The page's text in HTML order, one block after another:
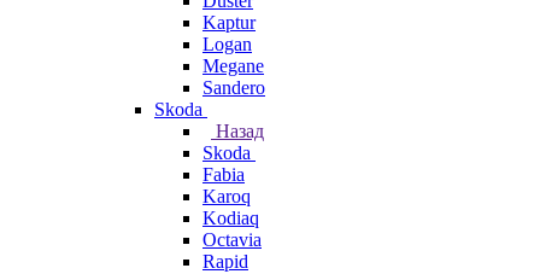
Kaptur
Logan
Megane
Sandero
Skoda
Назад
Skoda
Fabia
Karoq
Kodiaq
Octavia
Rapid